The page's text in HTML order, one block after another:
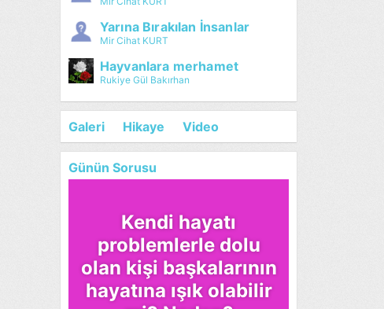
Yarına Bırakılan İnsanlar
Mir Cihat KURT
Hayvanlara merhamet
Rukiye Gül Bakırhan
Galeri Hikaye Video
Günün Sorusu
Kendi hayatı
problemlerle dolu
olan kişi başkalarının
hayatına ışık olabilir